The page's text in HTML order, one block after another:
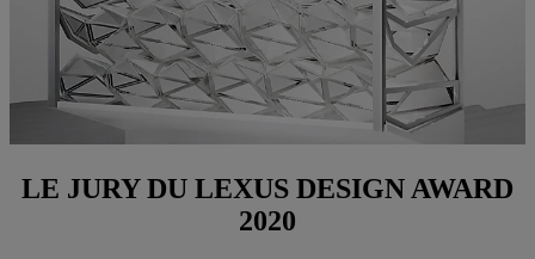
LE JURY DU LEXUS DESIGN AWARD
2020